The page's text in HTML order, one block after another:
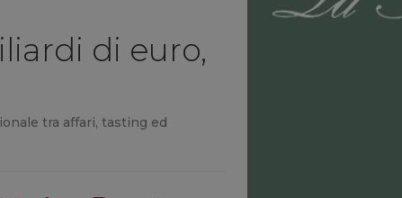
di euro,
tra affari, tasting ed